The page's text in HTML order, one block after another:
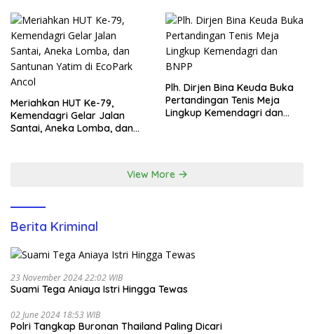
Meriahkan HUT Ke-79,
Kemendagri Gelar Jalan
Santai, Aneka Lomba, dan
Plh. Dirjen Bina Keuda Buka
Pertandingan Tenis Meja
Lingkup Kemendagri dan
View More
Berita Kriminal
23 November 2024 22:02 WIB
Suami Tega Aniaya Istri Hingga Tewas
02 June 2024 18:53 WIB
Polri Tangkap Buronan Thailand Paling Dicari